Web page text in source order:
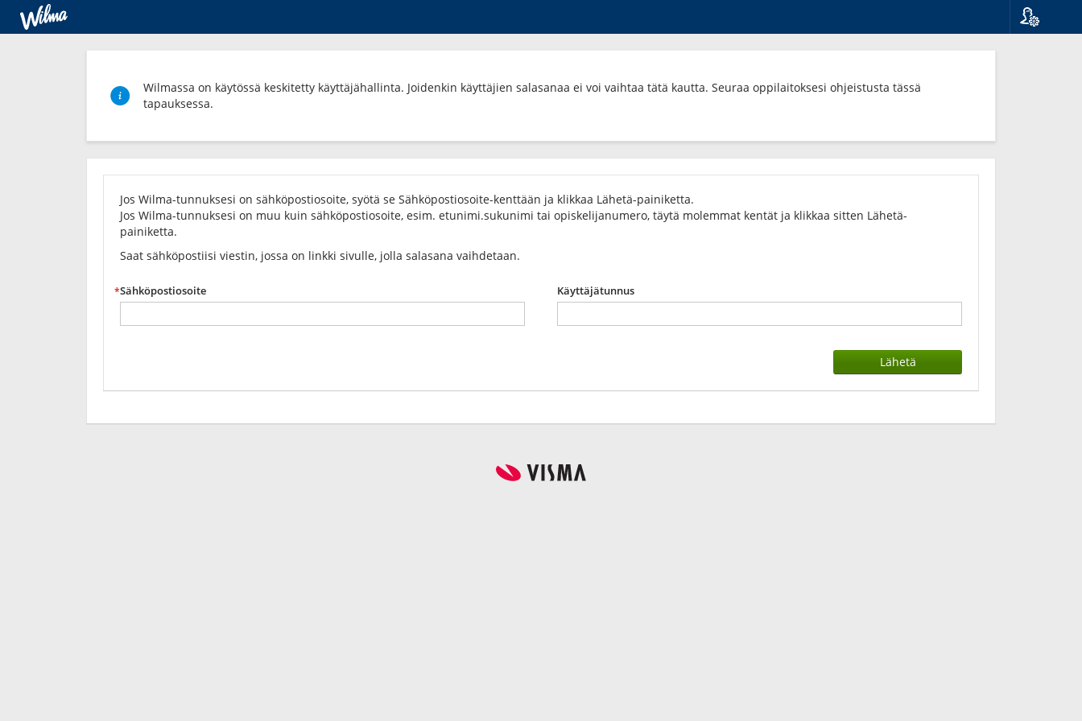
Wilmassa on käytössä keskitetty käyttäjähallinta. Joidenkin käyttäjien salasanaa ei voi vaihtaa tätä kautta. Seuraa oppilaitoksesi ohjeistusta tässä
tapauksessa.
Unohditko
salasanasi?
Jos Wilma-tunnuksesi on sähköpostiosoite, syötä se Sähköpostiosoite-kenttään ja klikkaa Lähetä-painiketta.
Jos Wilma-tunnuksesi on muu kuin sähköpostiosoite, esim. etunimi.sukunimi tai opiskelijanumero, täytä molemmat kentät ja klikkaa sitten Lähetä-
painiketta.
Saat sähköpostiisi viestin, jossa on linkki sivulle, jolla salasana vaihdetaan.
Sähköpostiosoite Käyttäjätunnus